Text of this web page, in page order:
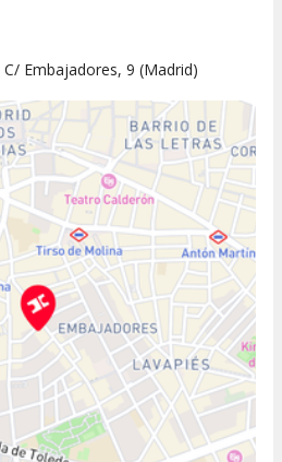
C/ Embajadores, 9 (Madrid)